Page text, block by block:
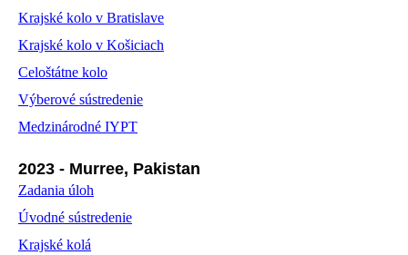
Krajské kolo v Bratislave
Krajské kolo v Košiciach
Celoštátne kolo
Výberové sústredenie
Medzinárodné IYPT
2023 - Murree, Pakistan
Zadania úloh
Úvodné sústredenie
Krajské kolá